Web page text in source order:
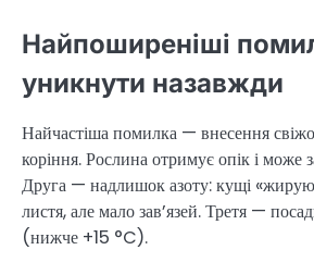
Найпоширеніші
уникнути назавжди
Найчастіша помилка — внесення
коріння. Рослина отримує опік і може
Друга — надлишок азоту: кущі
листя, але мало зав’язей. Третя —
(нижче +15 °C).